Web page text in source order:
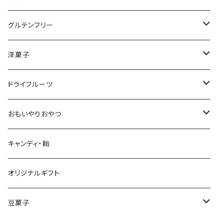
バウムクーヘン
ふと食べたくなるおやつ
ブラウニー
煎餅
干し芋
干し芋
ふと食べたくなるおやつ
グルテンフリー
焼き菓子・クッキー
フィナンシェ
オートミール
オートミールクッキー
洋菓子
ゼリー
ペクチンゼリー
キャンディ・色どり飴
チョコレート
ドライフルーツ
アーモンド・ミックスナッツ
おもいやりおやつ
ドライ納豆
キャンディ・飴
オリジナルギフト
豆菓子